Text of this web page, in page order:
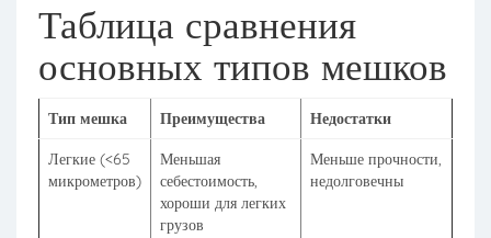
Таблица сравнения
основных типов мешков
Тип мешка Преимущества Недостатки
Легкие (<65
микрометров)
Меньшая
себестоимость,
хороши для легких
грузов
Меньше прочности,
недолговечны